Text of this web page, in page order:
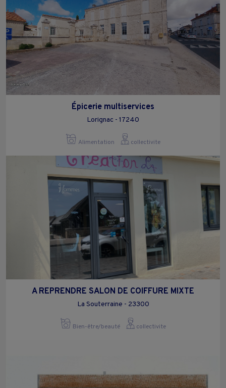
Épicerie multiservices
Lorignac - 17240
Alimentation collectivite
A REPRENDRE SALON DE COIFFURE MIXTE
La Souterraine - 23300
Bien-être/beauté collectivite